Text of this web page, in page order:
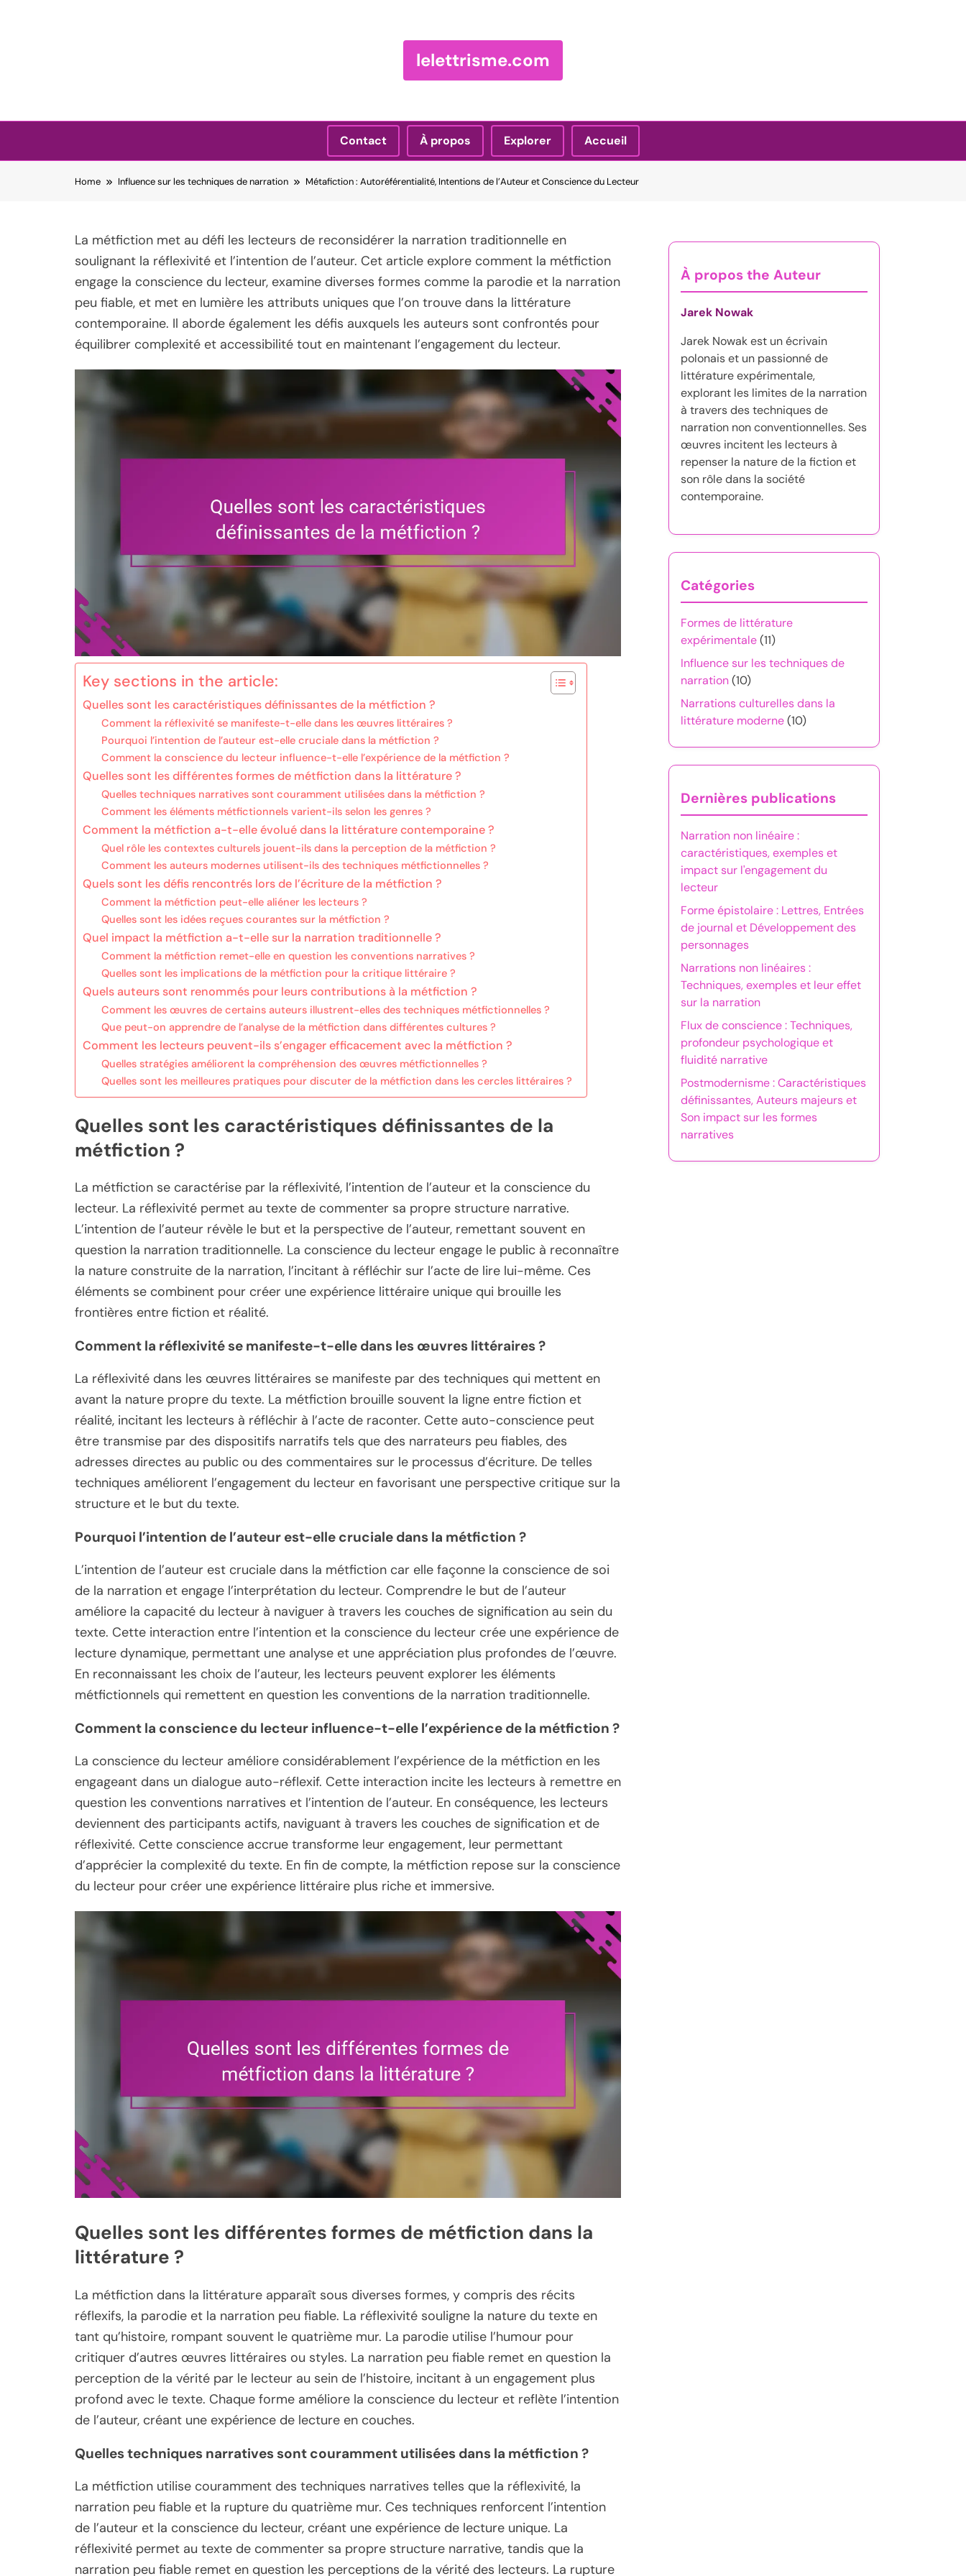
lelettrisme.com
Contact À propos Explorer
Accueil
Home Influence sur les techniques de narration Métafiction : Autoréférentialité, Intentions de l’Auteur et Conscience du Lecteur
La métfiction met au défi les lecteurs de reconsidérer la narration traditionnelle en
soulignant la réflexivité et l’intention de l’auteur. Cet article explore comment la métfiction
engage la conscience du lecteur, examine diverses formes comme la parodie et la narration
peu fiable, et met en lumière les attributs uniques que l’on trouve dans la littérature
contemporaine. Il aborde également les défis auxquels les auteurs sont confrontés pour
équilibrer complexité et accessibilité tout en maintenant l’engagement du lecteur.
Key sections in the article:
Quelles sont les caractéristiques définissantes de la métfiction ?
Comment la réflexivité se manifeste-t-elle dans les œuvres littéraires ?
Pourquoi l’intention de l’auteur est-elle cruciale dans la métfiction ?
Comment la conscience du lecteur influence-t-elle l’expérience de la métfiction ?
Quelles sont les différentes formes de métfiction dans la littérature ?
Quelles techniques narratives sont couramment utilisées dans la métfiction ?
Comment les éléments métfictionnels varient-ils selon les genres ?
Comment la métfiction a-t-elle évolué dans la littérature contemporaine ?
Quel rôle les contextes culturels jouent-ils dans la perception de la métfiction ?
Comment les auteurs modernes utilisent-ils des techniques métfictionnelles ?
Quels sont les défis rencontrés lors de l’écriture de la métfiction ?
Comment la métfiction peut-elle aliéner les lecteurs ?
Quelles sont les idées reçues courantes sur la métfiction ?
Quel impact la métfiction a-t-elle sur la narration traditionnelle ?
Comment la métfiction remet-elle en question les conventions narratives ?
Quelles sont les implications de la métfiction pour la critique littéraire ?
Quels auteurs sont renommés pour leurs contributions à la métfiction ?
Comment les œuvres de certains auteurs illustrent-elles des techniques métfictionnelles ?
Que peut-on apprendre de l’analyse de la métfiction dans différentes cultures ?
Comment les lecteurs peuvent-ils s’engager efficacement avec la métfiction ?
Quelles stratégies améliorent la compréhension des œuvres métfictionnelles ?
Quelles sont les meilleures pratiques pour discuter de la métfiction dans les cercles littéraires ?
Quelles sont les caractéristiques définissantes de la
métfiction ?
La métfiction se caractérise par la réflexivité, l’intention de l’auteur et la conscience du
lecteur. La réflexivité permet au texte de commenter sa propre structure narrative.
L’intention de l’auteur révèle le but et la perspective de l’auteur, remettant souvent en
question la narration traditionnelle. La conscience du lecteur engage le public à reconnaître
la nature construite de la narration, l’incitant à réfléchir sur l’acte de lire lui-même. Ces
éléments se combinent pour créer une expérience littéraire unique qui brouille les
frontières entre fiction et réalité.
Comment la réflexivité se manifeste-t-elle dans les œuvres littéraires ?
La réflexivité dans les œuvres littéraires se manifeste par des techniques qui mettent en
avant la nature propre du texte. La métfiction brouille souvent la ligne entre fiction et
réalité, incitant les lecteurs à réfléchir à l’acte de raconter. Cette auto-conscience peut
être transmise par des dispositifs narratifs tels que des narrateurs peu fiables, des
adresses directes au public ou des commentaires sur le processus d’écriture. De telles
techniques améliorent l’engagement du lecteur en favorisant une perspective critique sur la
structure et le but du texte.
Pourquoi l’intention de l’auteur est-elle cruciale dans la métfiction ?
L’intention de l’auteur est cruciale dans la métfiction car elle façonne la conscience de soi
de la narration et engage l’interprétation du lecteur. Comprendre le but de l’auteur
améliore la capacité du lecteur à naviguer à travers les couches de signification au sein du
texte. Cette interaction entre l’intention et la conscience du lecteur crée une expérience de
lecture dynamique, permettant une analyse et une appréciation plus profondes de l’œuvre.
En reconnaissant les choix de l’auteur, les lecteurs peuvent explorer les éléments
métfictionnels qui remettent en question les conventions de la narration traditionnelle.
Comment la conscience du lecteur influence-t-elle l’expérience de la métfiction ?
La conscience du lecteur améliore considérablement l’expérience de la métfiction en les
engageant dans un dialogue auto-réflexif. Cette interaction incite les lecteurs à remettre en
question les conventions narratives et l’intention de l’auteur. En conséquence, les lecteurs
deviennent des participants actifs, naviguant à travers les couches de signification et de
réflexivité. Cette conscience accrue transforme leur engagement, leur permettant
d’apprécier la complexité du texte. En fin de compte, la métfiction repose sur la conscience
du lecteur pour créer une expérience littéraire plus riche et immersive.
Quelles sont les différentes formes de métfiction dans la
littérature ?
La métfiction dans la littérature apparaît sous diverses formes, y compris des récits
réflexifs, la parodie et la narration peu fiable. La réflexivité souligne la nature du texte en
tant qu’histoire, rompant souvent le quatrième mur. La parodie utilise l’humour pour
critiquer d’autres œuvres littéraires ou styles. La narration peu fiable remet en question la
perception de la vérité par le lecteur au sein de l’histoire, incitant à un engagement plus
profond avec le texte. Chaque forme améliore la conscience du lecteur et reflète l’intention
de l’auteur, créant une expérience de lecture en couches.
Quelles techniques narratives sont couramment utilisées dans la métfiction ?
La métfiction utilise couramment des techniques narratives telles que la réflexivité, la
narration peu fiable et la rupture du quatrième mur. Ces techniques renforcent l’intention
de l’auteur et la conscience du lecteur, créant une expérience de lecture unique. La
réflexivité permet au texte de commenter sa propre structure narrative, tandis que la
narration peu fiable remet en question les perceptions de la vérité des lecteurs. La rupture
À propos the Auteur
Jarek Nowak
Jarek Nowak est un écrivain
polonais et un passionné de
littérature expérimentale,
explorant les limites de la narration
à travers des techniques de
narration non conventionnelles. Ses
œuvres incitent les lecteurs à
repenser la nature de la fiction et
son rôle dans la société
contemporaine.
Catégories
Formes de littérature
expérimentale(11)
Influence sur les techniques de
narration(10)
Narrations culturelles dans la
littérature moderne(10)
Dernières publications
Narration non linéaire :
caractéristiques, exemples et
impact sur l'engagement du
lecteur
Forme épistolaire : Lettres, Entrées
de journal et Développement des
personnages
Narrations non linéaires :
Techniques, exemples et leur effet
sur la narration
Flux de conscience : Techniques,
profondeur psychologique et
fluidité narrative
Postmodernisme : Caractéristiques
définissantes, Auteurs majeurs et
Son impact sur les formes
narratives